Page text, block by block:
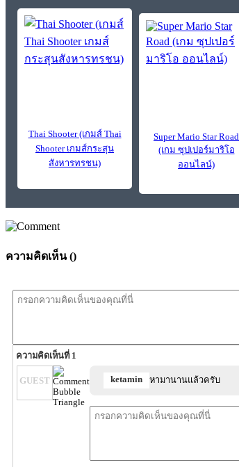
Thai Shooter (เกมส์ Thai
Shooter เกมส์กระสุน
สังหารทรชน)
Super Mario Star Road
(เกม ซุปเปอร์มาริโอ
ออนไลน์)
ความคิดเห็น ()
ความคิดเห็นที่ 1
GUEST ketamin หามานานแล้วครับ